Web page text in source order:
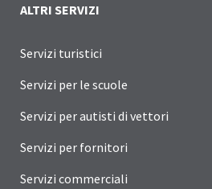
ALTRI SERVIZI
Servizi turistici
Servizi per le scuole
Servizi per autisti di vettori
Servizi per fornitori
Servizi commerciali